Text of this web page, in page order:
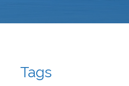
Tags